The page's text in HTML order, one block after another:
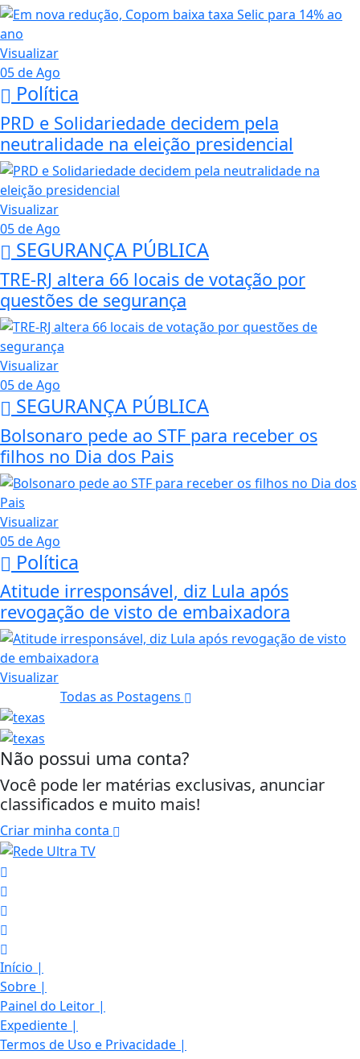
Visualizar
05 de Ago
Política
PRD e Solidariedade decidem pela
neutralidade na eleição presidencial
Visualizar
05 de Ago
SEGURANÇA PÚBLICA
TRE-RJ altera 66 locais de votação por
questões de segurança
Visualizar
05 de Ago
SEGURANÇA PÚBLICA
Bolsonaro pede ao STF para receber os
filhos no Dia dos Pais
Visualizar
05 de Ago
Política
Atitude irresponsável, diz Lula após
revogação de visto de embaixadora
Visualizar
Todas as Postagens
Não possui uma conta?
Você pode ler matérias exclusivas, anunciar
classificados e muito mais!
Criar minha conta
Início |
Sobre |
Painel do Leitor |
Expediente |
Termos de Uso e Privacidade |